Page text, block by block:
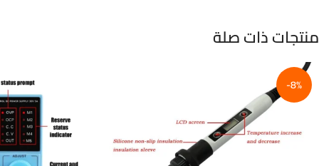
منتجات ذات صلة
-8%